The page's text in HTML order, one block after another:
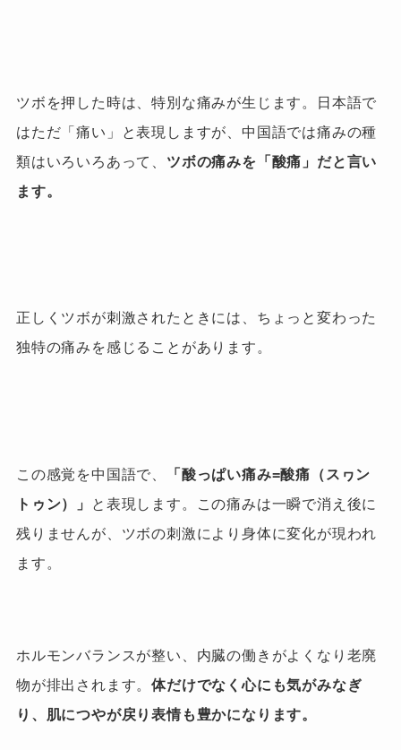
ツボを押した時は、特別な痛みが生じます。
日本語で
はただ「痛い」と表現しますが、 中国語では痛みの種
類はいろいろあって、 ツボの痛みを「 酸痛」だと言い
ます。
正しくツボが刺激されたときには、ちょっと変わった
独特の痛みを感じることがあります。
この感覚を中国語で、
「酸っぱい痛み=酸痛（スヮン
トゥン）」
と表現します。
この痛みは一瞬で消え後に
残りませんが、ツボの刺激により身体に変化が現われ
ます。
ホルモンバランスが整い、内臓の働きがよくなり老廃
物が排出されます。体だけでなく心にも気がみなぎ
り、肌につやが戻り表情も豊かになります。